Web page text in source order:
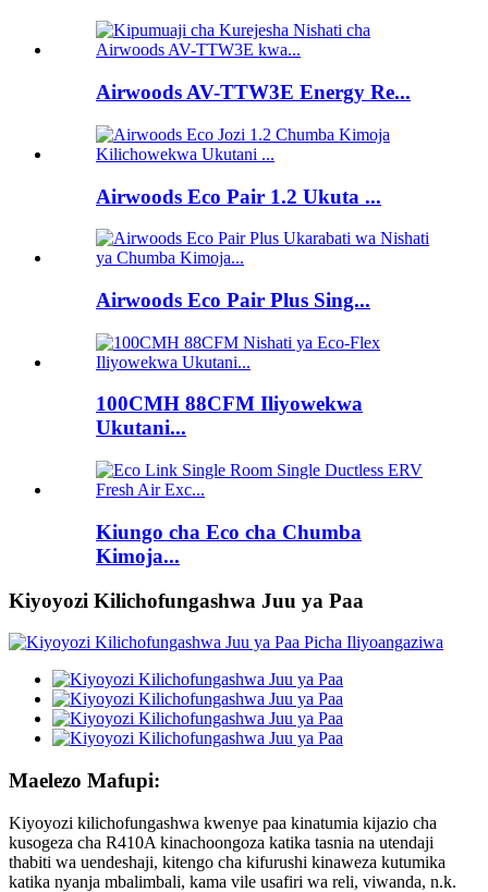
Airwoods AV-TTW3E Energy Re...
Airwoods Eco Pair 1.2 Ukuta ...
Airwoods Eco Pair Plus Sing...
100CMH 88CFM Iliyowekwa
Ukutani...
Kiungo cha Eco cha Chumba
Kimoja...
Kiyoyozi Kilichofungashwa Juu ya Paa
Maelezo Mafupi:
Kiyoyozi kilichofungashwa kwenye paa kinatumia kijazio cha
kusogeza cha R410A kinachoongoza katika tasnia na utendaji
thabiti wa uendeshaji, kitengo cha kifurushi kinaweza kutumika
katika nyanja mbalimbali, kama vile usafiri wa reli, viwanda, n.k.